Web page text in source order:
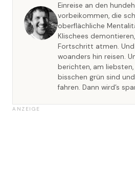
Einreise an den
vorbeikommen, die
oberflächliche
Klischees
Fortschritt atmen.
woanders hin reisen.
berichten, am liebsten,
bisschen grün sind
fahren. Dann wird’s
ANZEIGE